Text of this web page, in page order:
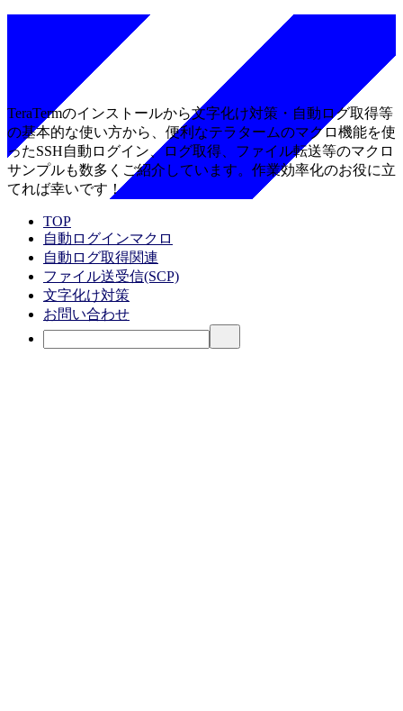
TeraTermのインストールから文字化け対策・自動ログ取得等
の基本的な使い方から、便利なテラタームのマクロ機能を使
ったSSH自動ログイン、ログ取得、ファイル転送等のマクロ
サンプルも数多くご紹介しています。作業効率化のお役に立
てれば幸いです！
TOP
自動ログインマクロ
自動ログ取得関連
ファイル送受信(SCP)
文字化け対策
お問い合わせ